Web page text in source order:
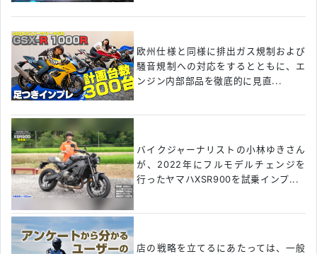
欧州仕様と同様に排出ガス規制および
騒音規制への対応をするとともに、エ
ンジン内部部品を徹底的に見直...
バイクジャーナリストの小林ゆきさん
が、2022年にフルモデルチェンジを
行ったヤマハXSR900を試乗インプ...
店の戦略を立てるにあたっては、一般